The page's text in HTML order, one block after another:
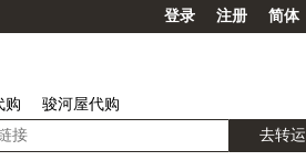
登录 注册 简体
购 骏河屋代购
去转运